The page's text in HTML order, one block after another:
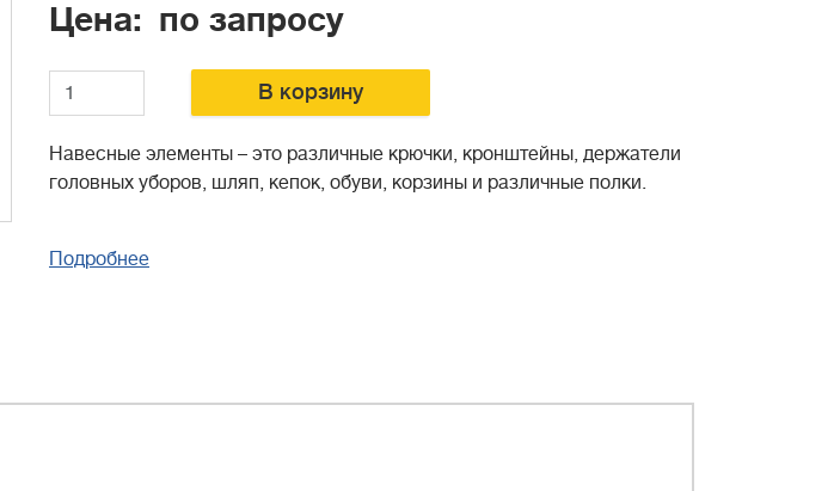
Цена по запросу
В корзину
Навесные элементы – это различные крючки, кронштейны, держатели
головных уборов, шляп, кепок, обуви, корзины и различные полки.
Подробнее